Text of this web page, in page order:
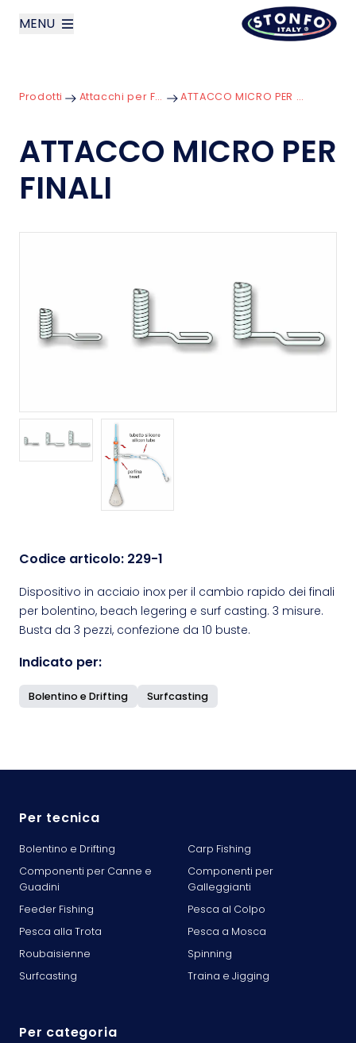
MENU
Prodotti
News
Prodotti Attacchi per Finali ATTACCO MICRO PER FINALI
ATTACCO MICRO PER
FINALI
Codice articolo: 229-1
Dispositivo in acciaio inox per il cambio rapido dei finali
per bolentino, beach legering e surf casting. 3 misure.
Busta da 3 pezzi, confezione da 10 buste.
Indicato per:
Bolentino e Drifting Surfcasting
Per tecnica
Bolentino e Drifting
Carp Fishing
Componenti per Canne e
Guadini
Componenti per
Galleggianti
Feeder Fishing
Pesca al Colpo
Pesca alla Trota
Pesca a Mosca
Roubaisienne
Spinning
Surfcasting
Traina e Jigging
Per categoria